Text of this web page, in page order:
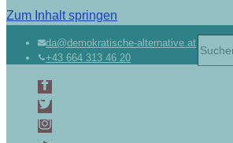
Zum Inhalt springen
da@demokratische-alternative.at
+43 664 313 46 20